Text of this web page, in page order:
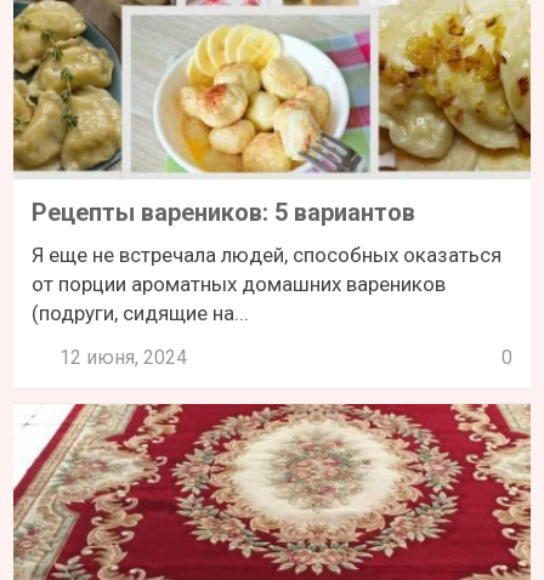
Рецепты вареников: 5 вариантов
Я еще не встречала людей, способных оказаться
от порции ароматных домашних вареников
(подруги, сидящие на...
12 июня, 2024 0